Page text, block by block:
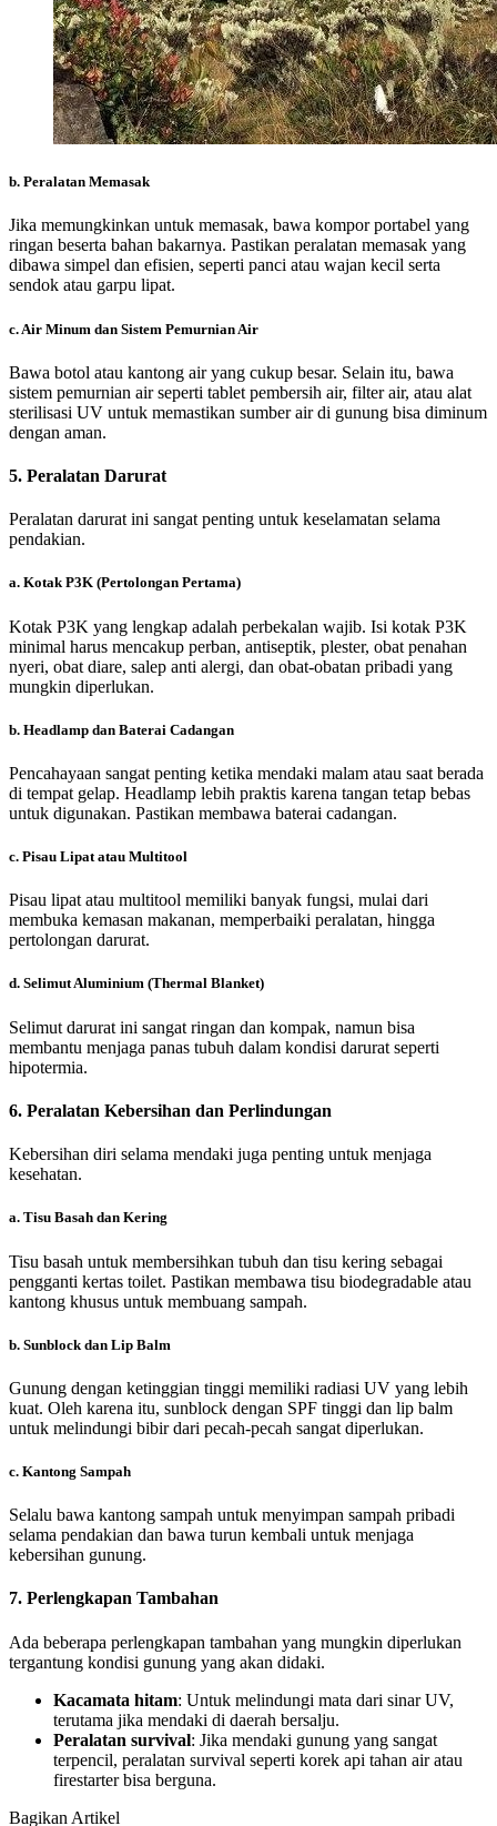
b. Peralatan Memasak
Jika memungkinkan untuk memasak, bawa kompor portabel yang
ringan beserta bahan bakarnya. Pastikan peralatan memasak yang
dibawa simpel dan efisien, seperti panci atau wajan kecil serta
sendok atau garpu lipat.
c. Air Minum dan Sistem Pemurnian Air
Bawa botol atau kantong air yang cukup besar. Selain itu, bawa
sistem pemurnian air seperti tablet pembersih air, filter air, atau alat
sterilisasi UV untuk memastikan sumber air di gunung bisa diminum
dengan aman.
5. Peralatan Darurat
Peralatan darurat ini sangat penting untuk keselamatan selama
pendakian.
a. Kotak P3K (Pertolongan Pertama)
Kotak P3K yang lengkap adalah perbekalan wajib. Isi kotak P3K
minimal harus mencakup perban, antiseptik, plester, obat penahan
nyeri, obat diare, salep anti alergi, dan obat-obatan pribadi yang
mungkin diperlukan.
b. Headlamp dan Baterai Cadangan
Pencahayaan sangat penting ketika mendaki malam atau saat berada
di tempat gelap. Headlamp lebih praktis karena tangan tetap bebas
untuk digunakan. Pastikan membawa baterai cadangan.
c. Pisau Lipat atau Multitool
Pisau lipat atau multitool memiliki banyak fungsi, mulai dari
membuka kemasan makanan, memperbaiki peralatan, hingga
pertolongan darurat.
d. Selimut Aluminium (Thermal Blanket)
Selimut darurat ini sangat ringan dan kompak, namun bisa
membantu menjaga panas tubuh dalam kondisi darurat seperti
hipotermia.
6. Peralatan Kebersihan dan Perlindungan
Kebersihan diri selama mendaki juga penting untuk menjaga
kesehatan.
a. Tisu Basah dan Kering
Tisu basah untuk membersihkan tubuh dan tisu kering sebagai
pengganti kertas toilet. Pastikan membawa tisu biodegradable atau
kantong khusus untuk membuang sampah.
b. Sunblock dan Lip Balm
Gunung dengan ketinggian tinggi memiliki radiasi UV yang lebih
kuat. Oleh karena itu, sunblock dengan SPF tinggi dan lip balm
untuk melindungi bibir dari pecah-pecah sangat diperlukan.
c. Kantong Sampah
Selalu bawa kantong sampah untuk menyimpan sampah pribadi
selama pendakian dan bawa turun kembali untuk menjaga
kebersihan gunung.
7. Perlengkapan Tambahan
Ada beberapa perlengkapan tambahan yang mungkin diperlukan
tergantung kondisi gunung yang akan didaki.
Kacamata hitam: Untuk melindungi mata dari sinar UV,
terutama jika mendaki di daerah bersalju.
Peralatan survival: Jika mendaki gunung yang sangat
terpencil, peralatan survival seperti korek api tahan air atau
firestarter bisa berguna.
Bagikan Artikel